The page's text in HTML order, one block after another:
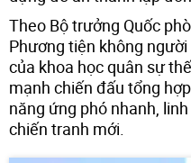
Theo Bộ trưởng Quốc
Phương tiện không
của khoa học quân sự
mạnh chiến đấu tổng
năng ứng phó nhanh,
chiến tranh mới.